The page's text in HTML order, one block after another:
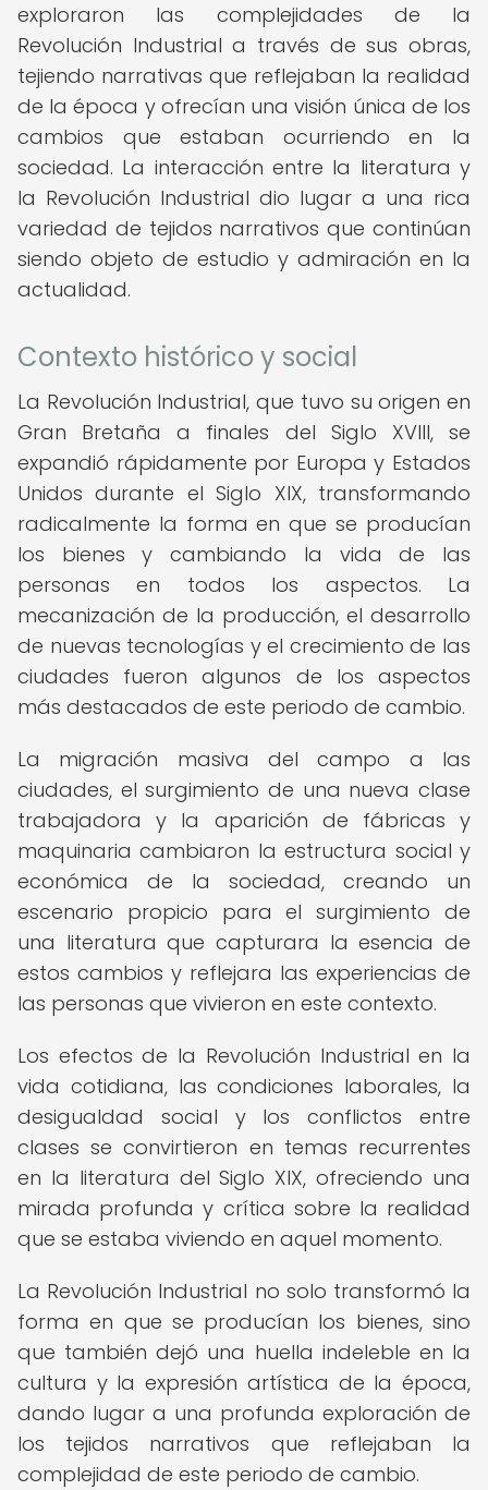
exploraron las complejidades de la
Revolución Industrial a través de sus obras,
tejiendo narrativas que reflejaban la realidad
de la época y ofrecían una visión única de los
cambios que estaban ocurriendo en la
sociedad. La interacción entre la literatura y
la Revolución Industrial dio lugar a una rica
variedad de tejidos narrativos que continúan
siendo objeto de estudio y admiración en la
actualidad.
Contexto histórico y social
La Revolución Industrial, que tuvo su origen en
Gran Bretaña a finales del Siglo XVIII, se
expandió rápidamente por Europa y Estados
Unidos durante el Siglo XIX, transformando
radicalmente la forma en que se producían
los bienes y cambiando la vida de las
personas en todos los aspectos. La
mecanización de la producción, el desarrollo
de nuevas tecnologías y el crecimiento de las
ciudades fueron algunos de los aspectos
más destacados de este periodo de cambio.
La migración masiva del campo a las
ciudades, el surgimiento de una nueva clase
trabajadora y la aparición de fábricas y
maquinaria cambiaron la estructura social y
económica de la sociedad, creando un
escenario propicio para el surgimiento de
una literatura que capturara la esencia de
estos cambios y reflejara las experiencias de
las personas que vivieron en este contexto.
Los efectos de la Revolución Industrial en la
vida cotidiana, las condiciones laborales, la
desigualdad social y los conflictos entre
clases se convirtieron en temas recurrentes
en la literatura del Siglo XIX, ofreciendo una
mirada profunda y crítica sobre la realidad
que se estaba viviendo en aquel momento.
La Revolución Industrial no solo transformó la
forma en que se producían los bienes, sino
que también dejó una huella indeleble en la
cultura y la expresión artística de la época,
dando lugar a una profunda exploración de
los tejidos narrativos que reflejaban la
complejidad de este periodo de cambio.